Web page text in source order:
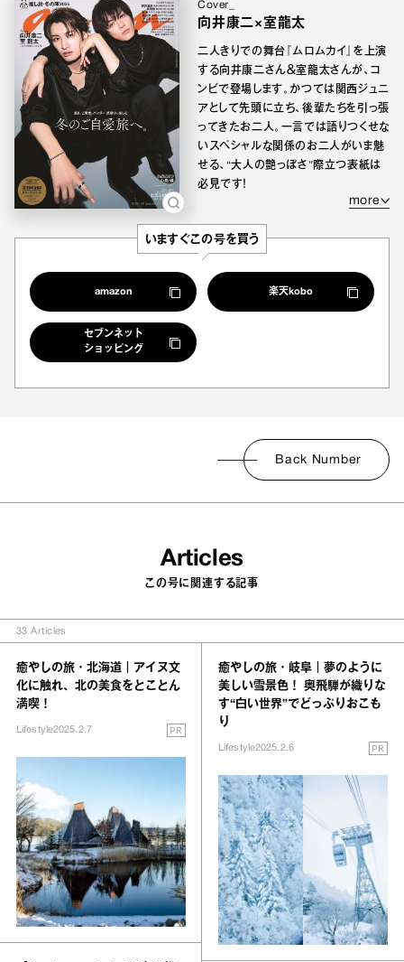
Cover_
向井康二×室龍太
more
二人きりでの舞台『ムロムカイ』を上演
する向井康二さん＆室龍太さんが、コ
ンビで登場します。かつては関西ジュニ
アとして先頭に立ち、後輩たちを引っ張
ってきたお二人。一言では語りつくせな
いスペシャルな関係のお二人がいま魅
せる、“大人の艶っぽさ”際立つ表紙は
必見です！
いますぐこの号を買う
amazon 楽天kobo
セブンネット
ショッピング
Back Number
Articles
この号に関連する記事
33 Articles
癒やしの旅・北海道｜アイヌ文
化に触れ、北の美食をとことん
満喫！
Lifestyle2025.2.7 PR
癒やしの旅・岐阜｜夢のように
美しい雪景色！ 奥飛騨が織りな
す“白い世界”でどっぷりおこも
り
Lifestyle2025.2.6 PR